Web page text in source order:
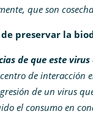
que son
preservar la
de que este
de interacción
de un virus
el consumo en